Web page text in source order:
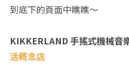
到底下的頁面中瞧瞧～
KIKKERLAND 手搖式機械音
活概念店